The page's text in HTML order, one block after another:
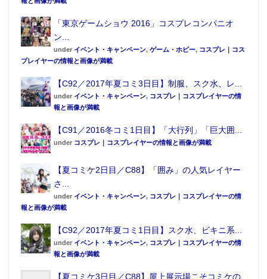
「東京ゲームショウ 2016」コスプレコンパニオ
ン...
under イベント・キャンペーン, ゲーム・ホビー, コスプレ｜コス
プレイヤーの情報と画像が満載
【C92／2017年夏コミ3日目】制服、スク水、レ...
under イベント・キャンペーン, コスプレ｜コスプレイヤーの情
報と画像が満載
【C91／2016冬コミ1日目】「大行列」「巨大囲...
under コスプレ｜コスプレイヤーの情報と画像が満載
【夏コミケ2日目／C88】「囲み」の人気レイヤー
さ...
under イベント・キャンペーン, コスプレ｜コスプレイヤーの情
報と画像が満載
【C92／2017年夏コミ1日目】スク水、ビキニ系...
under イベント・キャンペーン, コスプレ｜コスプレイヤーの情
報と画像が満載
【夏コミケ3日目／C88】屋上展示場こそコミケの